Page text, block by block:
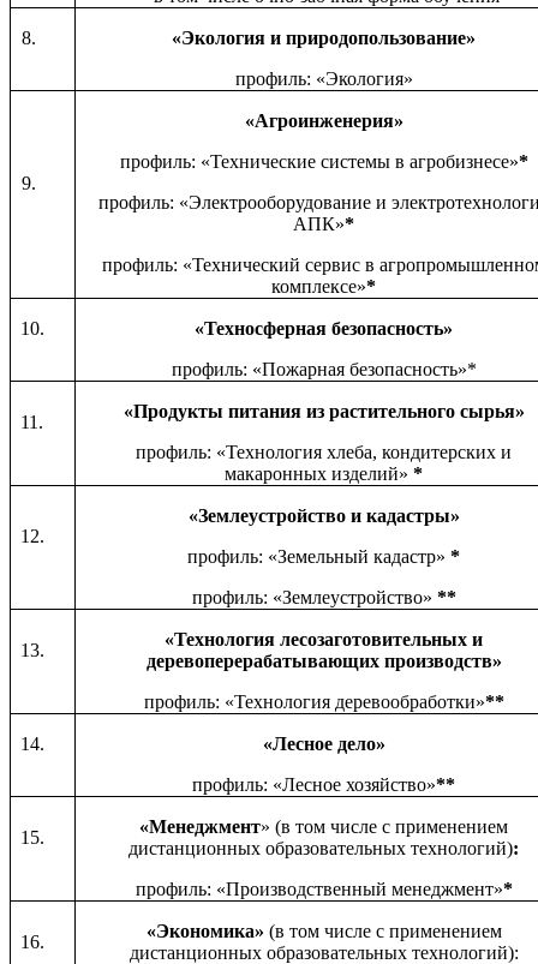
8.
«Экология и природопользование»
профиль: «Экология»
9.
«Агроинженерия»
профиль: «Технические системы в агробизнесе»*
профиль: «Электрооборудование и
АПК»*
профиль: «Технический сервис в
комплексе»*
10.
«Техносферная безопасность»
профиль: «Пожарная безопасность»*
11.
«Продукты питания из растительного сырья»
профиль: «Технология хлеба, кондитерских и
макаронных изделий» *
12.
«Землеустройство и кадастры»
профиль: «Земельный кадастр» *
профиль: «Землеустройство» **
13.
«Технология лесозаготовительных и
деревоперерабатывающих производств»
профиль: «Технология деревообработки»**
14.
«Лесное дело»
профиль: «Лесное хозяйство»**
15.
«Менеджмент» (в том числе с применением
дистанционных образовательных технологий):
профиль: «Производственный менеджмент»*
16.
«Экономика» (в том числе с применением
дистанционных образовательных технологий):